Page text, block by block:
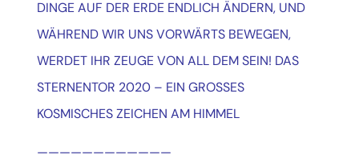
DINGE AUF DER ERDE ENDLICH ÄNDERN, UND
WÄHREND WIR UNS VORWÄRTS BEWEGEN,
WERDET IHR ZEUGE VON ALL DEM SEIN! DAS
STERNENTOR 2020 – EIN GROSSES
KOSMISCHES ZEICHEN AM HIMMEL
————————————